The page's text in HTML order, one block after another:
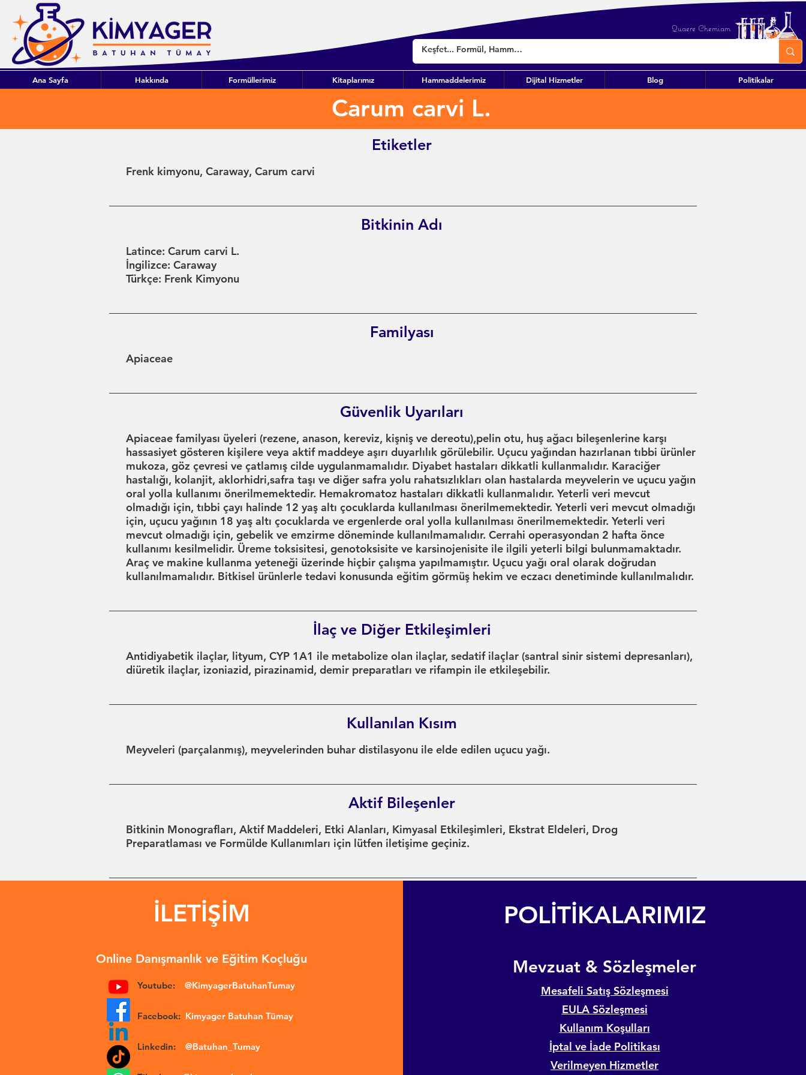
Quaere Chemiam
Ana Sayfa Hakkında Formüllerimiz Kitaplarımız Hammaddelerimiz Dijital Hizmetler Blog Politikalar
Carum carvi L.
Etiketler
Frenk kimyonu, Caraway, Carum carvi
Bitkinin Adı
Latince: Carum carvi L.
İngilizce: Caraway
Türkçe: Frenk Kimyonu
Familyası
Apiaceae
Güvenlik Uyarıları
Apiaceae familyası üyeleri (rezene, anason, kereviz, kişniş ve dereotu),pelin otu, huş ağacı bileşenlerine karşı
hassasiyet gösteren kişilere veya aktif maddeye aşırı duyarlılık görülebilir. Uçucu yağından hazırlanan tıbbi ürünler
mukoza, göz çevresi ve çatlamış cilde uygulanmamalıdır. Diyabet hastaları dikkatli kullanmalıdır. Karaciğer
hastalığı, kolanjit, aklorhidri,safra taşı ve diğer safra yolu rahatsızlıkları olan hastalarda meyvelerin ve uçucu yağın
oral yolla kullanımı önerilmemektedir. Hemakromatoz hastaları dikkatli kullanmalıdır. Yeterli veri mevcut
olmadığı için, tıbbi çayı halinde 12 yaş altı çocuklarda kullanılması önerilmemektedir. Yeterli veri mevcut olmadığı
için, uçucu yağının 18 yaş altı çocuklarda ve ergenlerde oral yolla kullanılması önerilmemektedir. Yeterli veri
mevcut olmadığı için, gebelik ve emzirme döneminde kullanılmamalıdır. Cerrahi operasyondan 2 hafta önce
kullanımı kesilmelidir. Üreme toksisitesi, genotoksisite ve karsinojenisite ile ilgili yeterli bilgi bulunmamaktadır.
Araç ve makine kullanma yeteneği üzerinde hiçbir çalışma yapılmamıştır. Uçucu yağı oral olarak doğrudan
kullanılmamalıdır. Bitkisel ürünlerle tedavi konusunda eğitim görmüş hekim ve eczacı denetiminde kullanılmalıdır.
İlaç ve Diğer Etkileşimleri
Antidiyabetik ilaçlar, lityum, CYP 1A1 ile metabolize olan ilaçlar, sedatif ilaçlar (santral sinir sistemi depresanları),
diüretik ilaçlar, izoniazid, pirazinamid, demir preparatları ve rifampin ile etkileşebilir.
Kullanılan Kısım
Meyveleri (parçalanmış), meyvelerinden buhar distilasyonu ile elde edilen uçucu yağı.
Aktif Bileşenler
Bitkinin Monografları, Aktif Maddeleri, Etki Alanları, Kimyasal Etkileşimleri, Ekstrat Eldeleri, Drog
Preparatlaması ve Formülde Kullanımları için lütfen iletişime geçiniz.
İLETİŞİM
Online Danışmanlık ve Eğitim Koçluğu
Youtube: @KimyagerBatuhanTumay
Facebook: Kimyager Batuhan Tümay
Linkedin: @Batuhan_Tumay
POLİTİKALARIMIZ
​Mevzuat & Sözleşmeler
Mesafeli Satış Sözleşmesi
EULA Sözleşmesi
Kullanım Koşulları
İptal ve İade Politikası
Verilmeyen Hizmetler